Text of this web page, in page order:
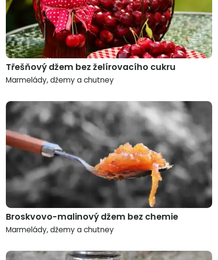
Třešňový džem bez želírovacího cukru
Marmelády, džemy a chutney
Broskvovo-malinový džem bez chemie
Marmelády, džemy a chutney